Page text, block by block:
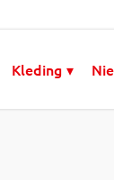
Kleding ▾